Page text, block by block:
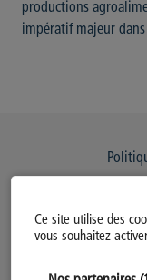
Ce site utilise des
vous souhaitez activer
productions
impératif majeur